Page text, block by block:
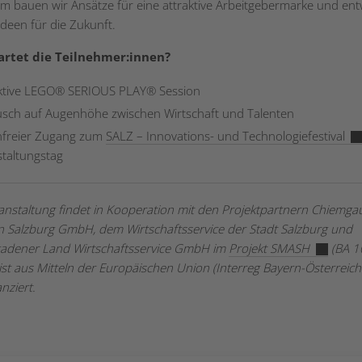
bauen wir Ansätze für eine attraktive Arbeitgebermarke und
für die Zukunft.
die Teilnehmer:innen?
LEGO® SERIOUS PLAY® Session
auf Augenhöhe zwischen Wirtschaft und Talenten
Zugang zum SALZ – Innovations- und Technologiefestival
findet in Kooperation mit den Projektpartnern
Salzburg GmbH, dem Wirtschaftsservice der Stadt Salzburg und
Land Wirtschaftsservice GmbH im Projekt SMASH
(BA
aus Mitteln der Europäischen Union (Interreg Bayern-